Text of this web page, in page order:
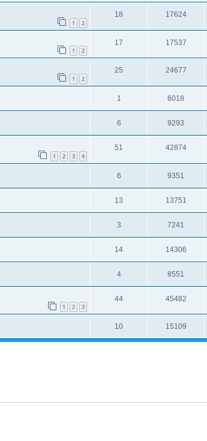
1 2
18 17624
1 2
17 17537
1 2
25 24677
1 6018
6 9293
1 2 3 4
51 42874
6 9351
13 13751
3 7241
14 14306
4 8551
1 2 3
44 45482
10 15109